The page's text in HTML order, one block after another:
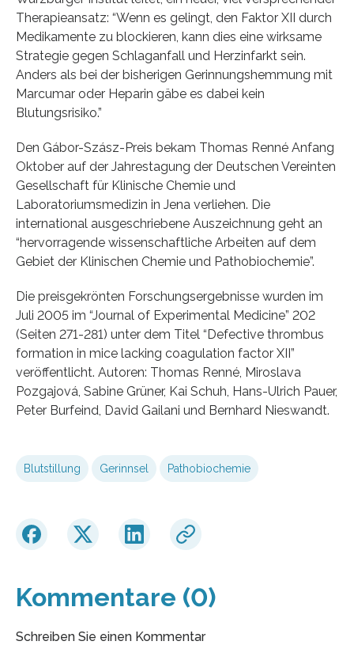
Therapieansatz: “Wenn es gelingt, den Faktor XII durch
Medikamente zu blockieren, kann dies eine wirksame
Strategie gegen Schlaganfall und Herzinfarkt sein.
Anders als bei der bisherigen Gerinnungshemmung mit
Marcumar oder Heparin gäbe es dabei kein
Blutungsrisiko.”
Den Gábor-Szász-Preis bekam Thomas Renné Anfang
Oktober auf der Jahrestagung der Deutschen Vereinten
Gesellschaft für Klinische Chemie und
Laboratoriumsmedizin in Jena verliehen. Die
international ausgeschriebene Auszeichnung geht an
“hervorragende wissenschaftliche Arbeiten auf dem
Gebiet der Klinischen Chemie und Pathobiochemie”.
Die preisgekrönten Forschungsergebnisse wurden im
Juli 2005 im “Journal of Experimental Medicine” 202
(Seiten 271-281) unter dem Titel “Defective thrombus
formation in mice lacking coagulation factor XII”
veröffentlicht. Autoren: Thomas Renné, Miroslava
Pozgajová, Sabine Grüner, Kai Schuh, Hans-Ulrich Pauer,
Peter Burfeind, David Gailani und Bernhard Nieswandt.
Blutstillung Gerinnsel Pathobiochemie
Kommentare (0)
Schreiben Sie einen Kommentar